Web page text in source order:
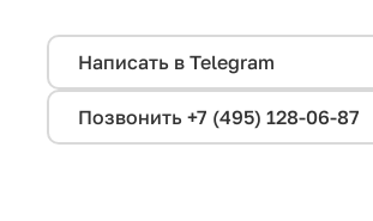
Написать в Telegram
Позвонить +7 (495) 128-06-87